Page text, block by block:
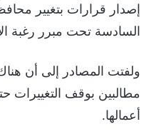
إصدار قرارات بتغيير
السادسة تحت مبرر رغبة
ولفتت المصادر إلى أن
مطالبين بوقف التغييرات
أعمالها.